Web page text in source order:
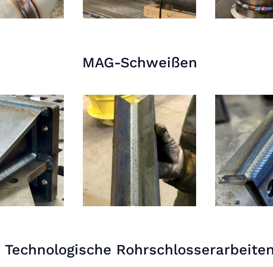
MAG-Schweißen
Technologische